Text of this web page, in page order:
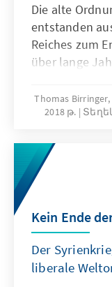
Die alte
entstanden
Reiches zum
über lange
haben
„Arabischen
Hoffnungen
Teilhabe
Thomas
2018 թ.
Kein Ende
Der
liberale